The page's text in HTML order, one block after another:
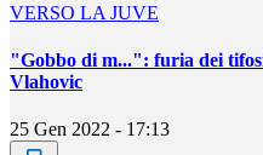
VERSO LA JUVE
"Gobbo di m...": furia dei
Vlahovic
25 Gen 2022 - 17:13